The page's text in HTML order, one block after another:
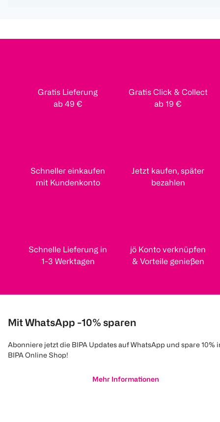
Gratis Lieferung
ab 49 €
Gratis Click & Collect
ab 19 €
Schneller einkaufen
mit Kundenkonto
Jetzt kaufen, später
bezahlen
Schnelle Lieferung in
1-3 Werktagen
jö Konto verknüpfen
& Vorteile genießen
Mit WhatsApp -10% sparen
Abonniere jetzt die BIPA Updates auf WhatsApp und spare 10%
BIPA Online Shop!
Mehr Informationen